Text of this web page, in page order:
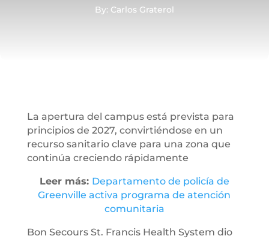
By: Carlos Graterol
La apertura del campus está prevista para
principios de 2027, convirtiéndose en un
recurso sanitario clave para una zona que
continúa creciendo rápidamente
Leer más: Departamento de policía de
Greenville activa programa de atención
comunitaria
Bon Secours St. Francis Health System dio